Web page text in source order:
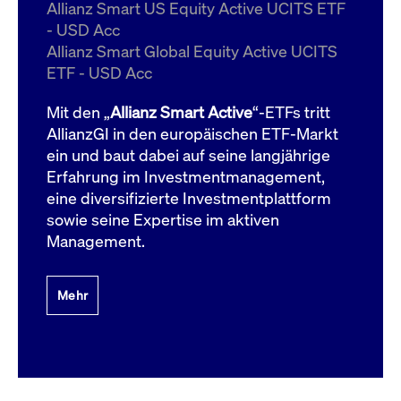
Allianz Smart US Equity Active UCITS ETF
- USD Acc
Allianz Smart Global Equity Active UCITS
ETF - USD Acc
Mit den „Allianz Smart Active“-ETFs tritt
AllianzGI in den europäischen ETF-Markt
ein und baut dabei auf seine langjährige
Erfahrung im Investmentmanagement,
eine diversifizierte Investmentplattform
sowie seine Expertise im aktiven
Management.
Mehr
ApplicationGatewayAffinityCORS
boerse.com
Domain
bis